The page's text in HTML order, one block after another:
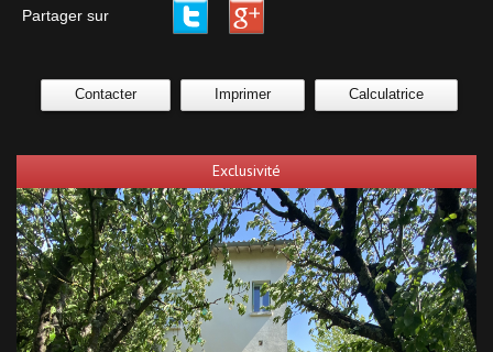
Partager sur
Contacter Imprimer Calculatrice
Exclusivité